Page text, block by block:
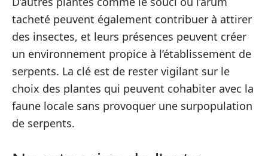
tacheté peuvent également contribuer à attirer
des insectes, et leurs présences peuvent créer
un environnement propice à l’établissement de
serpents. La clé est de rester vigilant sur le
choix des plantes qui peuvent cohabiter avec la
faune locale sans provoquer une surpopulation
de serpents.